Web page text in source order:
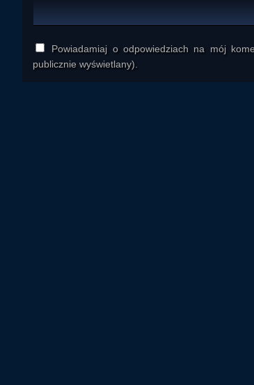
Powiadamiaj o odpowiedziach na mój
publicznie wyświetlany).